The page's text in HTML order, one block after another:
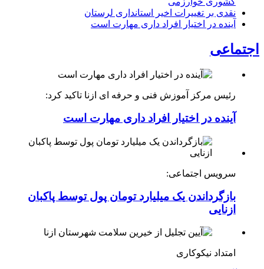
نقدی بر تغییرات اخیر استانداری لرستان
آینده در اختیار افراد داری مهارت است
اجتماعی
رئیس مرکز آموزش فنی و حرفه ای ازنا تاکید کرد:
آینده در اختیار افراد داری مهارت است
سرویس اجتماعی:
بازگرداندن یک میلیارد تومان پول توسط پاکبان
ازنایی
امتداد نیکوکاری